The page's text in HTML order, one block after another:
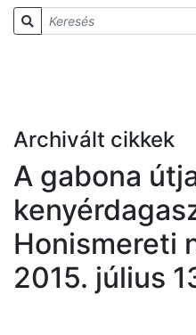
Archivált cikkek
A gabona
Honismereti
2015. július